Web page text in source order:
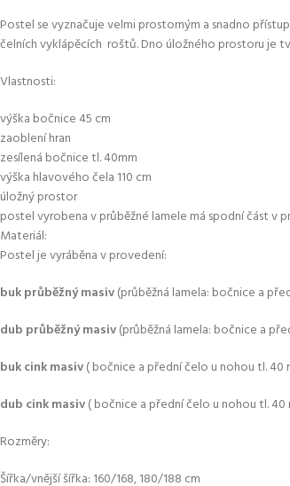
Postel se vyznačuje velmi prostorným a snadno
čelních vyklápěcích roštů. Dno úložného prostoru je
Vlastnosti:
výška bočnice 45 cm
zaoblení hran
zesílená bočnice tl. 40mm
výška hlavového čela 110 cm
úložný prostor
postel vyrobena v průběžné lamele má spodní část v
Materiál:
Postel je vyráběna v provedení:
buk průběžný masiv(průběžná lamela: bočnice a
dub průběžný masiv(průběžná lamela: bočnice a
buk cink masiv( bočnice a přední čelo u nohou tl. 40
dub cink masiv( bočnice a přední čelo u nohou tl.
Rozměry:
Šířka/vnější šířka: 160/168, 180/188 cm